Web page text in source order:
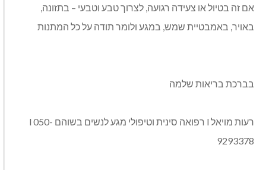
אם זה בטיול או צעידה רגועה, לצרוך טבע וטבעי – בתזונה,
באויר, באמבטיית שמש, במגע ולומר תודה על כל המתנות
בברכת בריאות שלמה
רעות מויאל l רפואה סינית וטיפולי מגע לנשים בשוהם l 050-
9293378